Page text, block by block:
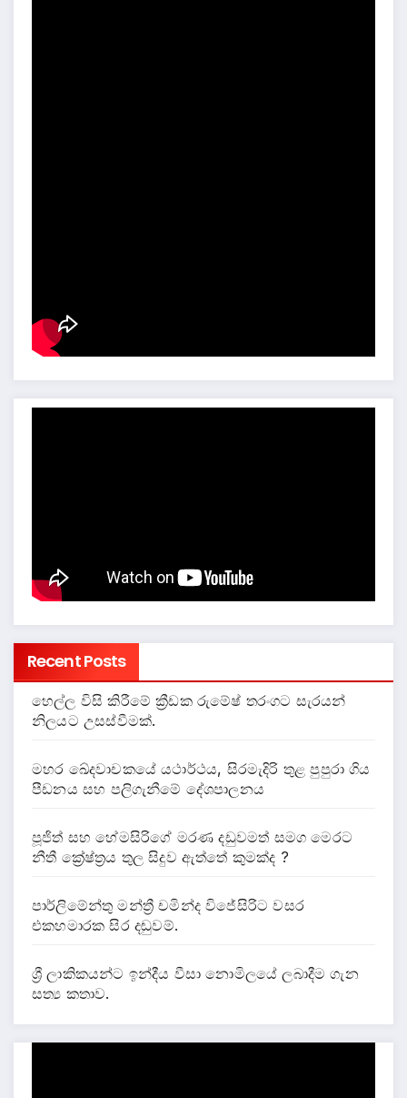
Recent Posts
හෙල්ල විසි කිරීමේ ක්‍රීඩක රුමේෂ් තරංගට සැරයන්
නිලයට උසස්වීමක්.
මහර ඛේදවාචකයේ යථාර්ථය, සිරමැදිරි තුළ පුපුරා ගිය
පීඩනය සහ පලිගැනීමේ දේශපාලනය
පූජිත් සහ හේමසිරිගේ මරණ දඩුවමත් සමග මෙරට
නීතී ක්‍රේෂ්ත්‍රය තුල සිදුව ඇත්තේ කුමක්ද ?
පාර්ලිමේන්තු මන්ත්‍රී චමින්ද විජේසිරිට වසර
එකහමාරක සිර දඬුවම්.
ශ්‍රී ලාකිකයන්ට ඉන්දීය වීසා නොමිලයේ ලබාදීම ගැන
සත්‍ය කතාව.